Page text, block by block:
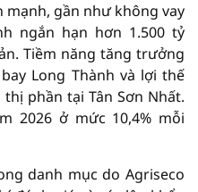
mạnh, gần như không vay
ngắn hạn hơn 1.500 tỷ
Tiềm năng tăng trưởng
Long Thành và lợi thế
phần tại Tân Sơn Nhất.
2026 ở mức 10,4% mỗi
danh mục do Agriseco